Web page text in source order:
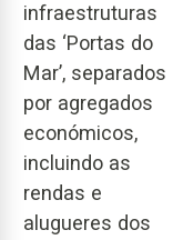
infraestruturas
das ‘Portas do
Mar’, separados
por agregados
económicos,
incluindo as
rendas e
alugueres dos